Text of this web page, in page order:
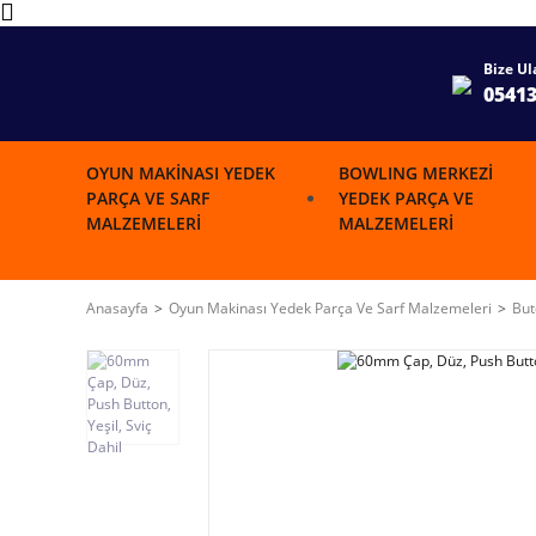
Bize
OYUN MAKINASI YEDEK
PARÇA VE SARF
MALZEMELERI
BOWLING MERKEZI
YEDEK PARÇA VE
MALZEMELERI
Anasayfa Oyun Makinası Yedek Parça Ve Sarf Malzemeleri